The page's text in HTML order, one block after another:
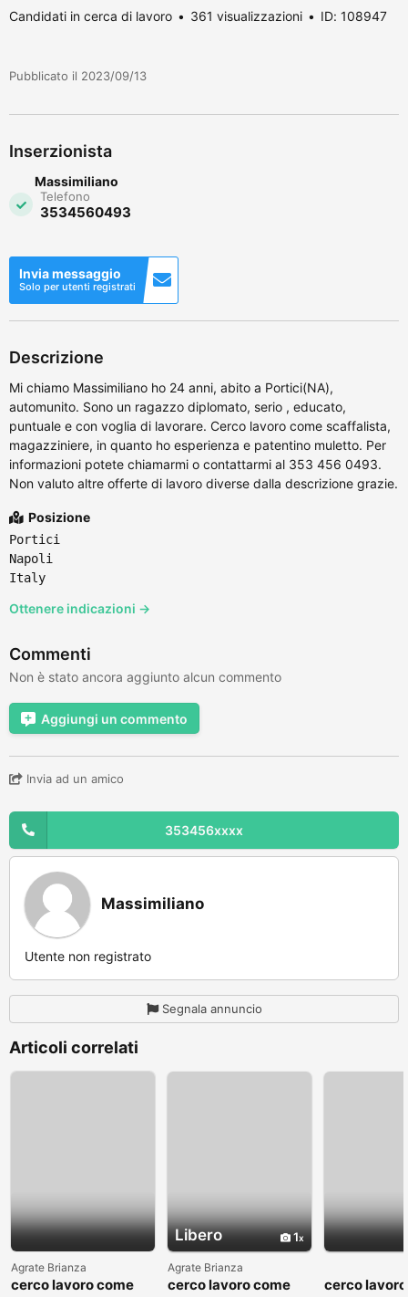
Candidati in cerca di lavoro 361 visualizzazioni ID: 108947
Pubblicato il 2023/09/13
Inserzionista
Massimiliano
Telefono
3534560493
Invia messaggio
Solo per utenti registrati
Descrizione
Mi chiamo Massimiliano ho 24 anni, abito a Portici(NA),
automunito. Sono un ragazzo diplomato, serio , educato,
puntuale e con voglia di lavorare. Cerco lavoro come scaffalista,
magazziniere, in quanto ho esperienza e patentino muletto. Per
informazioni potete chiamarmi o contattarmi al 353 456 0493.
Non valuto altre offerte di lavoro diverse dalla descrizione grazie.
Posizione
Portici
Napoli
Italy
Ottenere indicazioni →
Commenti
Non è stato ancora aggiunto alcun commento
Aggiungi un commento
Invia ad un amico
353456xxxx
Massimiliano
Utente non registrato
Segnala annuncio
Articoli correlati
Agrate Brianza
cerco lavoro come
Libero 1
Agrate Brianza
cerco lavoro come
cerco